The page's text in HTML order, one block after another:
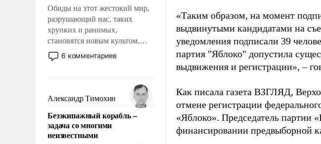
Обиды на этот жестокий мир,
разрушающий нас, таких
хрупких и ранимых,
становятся новым культом,
постепенно вытесняя и
отменяя традиционное
мужественным и твердым под
ударами судьбы, брать на себя
ответственность, помогать
слабым, идти вперед и
адаптироваться.
6 комментариев
Александр Тимохин
Безэкипажный корабль –
задача со многими
неизвестными
«Таким образом, на момент
выдвинутыми кандидатами на
уведомления подписали 39
партия "Яблоко" допустила
выдвижения и регистрации», –
Как писала газета ВЗГЛЯД,
отмене регистрации
«Яблоко». Председатель партии
финансировании предвыборной